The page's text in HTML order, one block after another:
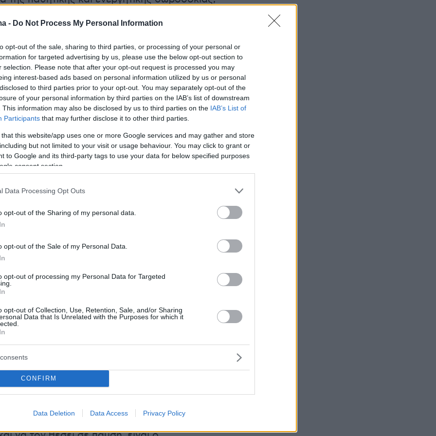
- Do Not Process My Personal Information
opt-out of the sale, sharing to third parties, or processing of your personal or
for targeted advertising by us, please use the below opt-out section to
selection. Please note that after your opt-out request is processed you may
interest-based ads based on personal information utilized by us or personal
to third parties prior to your opt-out. You may separately opt-out of the
of your personal information by third parties on the IAB’s list of downstream
This information may also be disclosed by us to third parties on the IAB’s List of
Participants that may further disclose it to other third parties.
that this website/app uses one or more Google services and may gather and store
but not limited to your visit or usage behaviour. You may click to grant or
to Google and its third-party tags to use your data for below specified purposes
consent section.
Data Processing Opt Outs
opt-out of the Sharing of my personal data.
opt-out of the Sale of my Personal Data.
opt-out of processing my Personal Data for Targeted
opt-out of Collection, Use, Retention, Sale, and/or Sharing
Data that Is Unrelated with the Purposes for which it
CONFIRM
Data Deletion Data Access Privacy Policy
σε νομιμοποίηση εσόδων από παράνομη
από μόνη της φάνταζε ικανή για να μην
ο πανέξυπνος αρχιμανδρίτης, κάτι τέτοιο
αφού μετά το Καματερό και τον ναό του
όπου υπηρετούσε από το 2018,
ακολούθως στην Βαρυμπόμπη.
δεν έχει κινηθεί καμία διαδικασία από την
την απομάκρυνσή του. Σύμφωνα με
κύκλους ο μόνος που έχει τη